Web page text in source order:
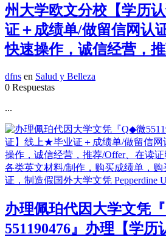
州大学欧文分校【学历
证＋成绩单/做留信网认
快速操作，诚信经营，
dfns en Salud y Belleza
0 Respuestas
...
办理佩珀代因大学文凭
551190476』办理【学